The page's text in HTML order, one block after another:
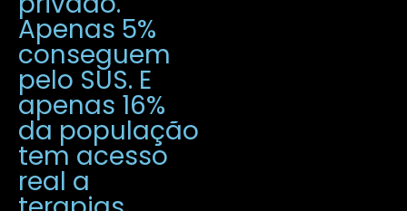
Apenas 5%
conseguem
pelo SUS. E
apenas 16%
da população
tem acesso
real a